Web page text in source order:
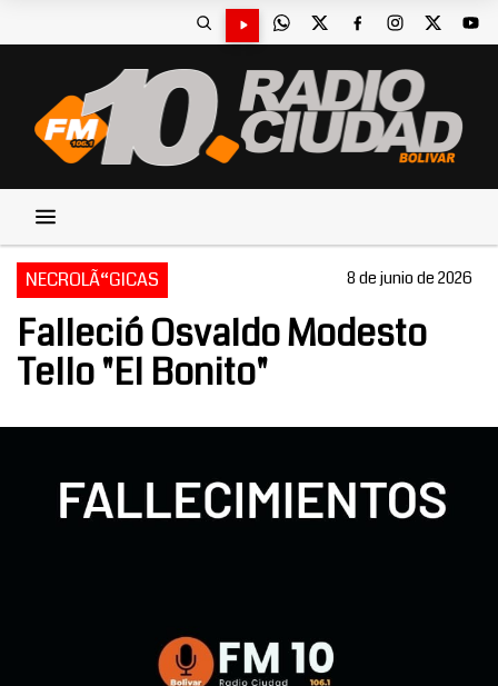
NECROLÃ“GICAS 8 de junio de 2026
Falleció Osvaldo Modesto
Tello "El Bonito"